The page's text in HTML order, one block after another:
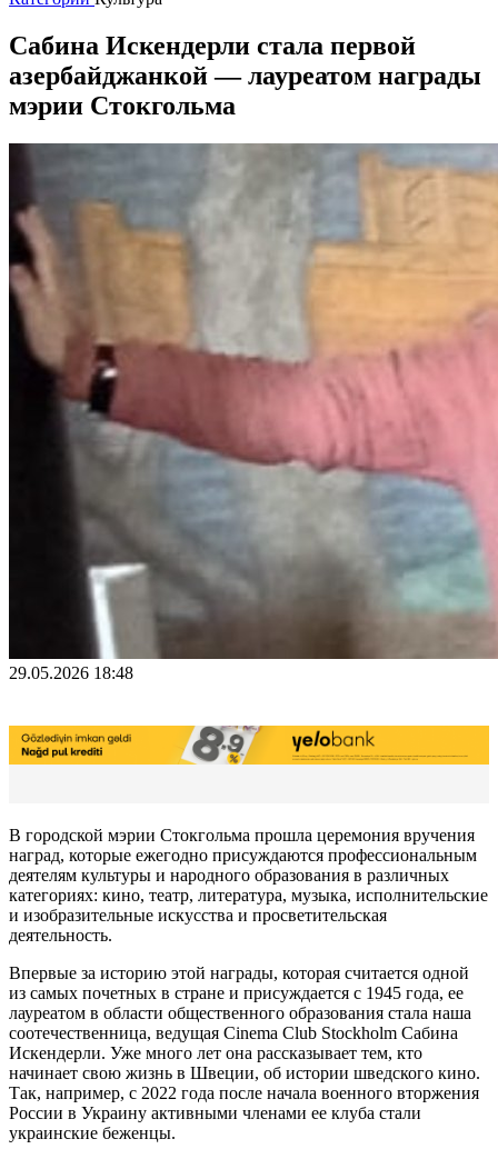
Сабина Искендерли стала первой
азербайджанкой — лауреатом награды
мэрии Стокгольма
29.05.2026 18:48
В городской мэрии Стокгольма прошла церемония вручения
наград, которые ежегодно присуждаются профессиональным
деятелям культуры и народного образования в различных
категориях: кино, театр, литература, музыка, исполнительские
и изобразительные искусства и просветительская
деятельность.
Впервые за историю этой награды, которая считается одной
из самых почетных в стране и присуждается с 1945 года, ее
лауреатом в области общественного образования стала наша
соотечественница, ведущая Cinema Club Stockholm Сабина
Искендерли. Уже много лет она рассказывает тем, кто
начинает свою жизнь в Швеции, об истории шведского кино.
Так, например, с 2022 года после начала военного вторжения
России в Украину активными членами ее клуба стали
украинские беженцы.